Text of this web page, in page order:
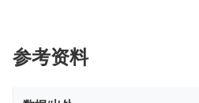
参考资料